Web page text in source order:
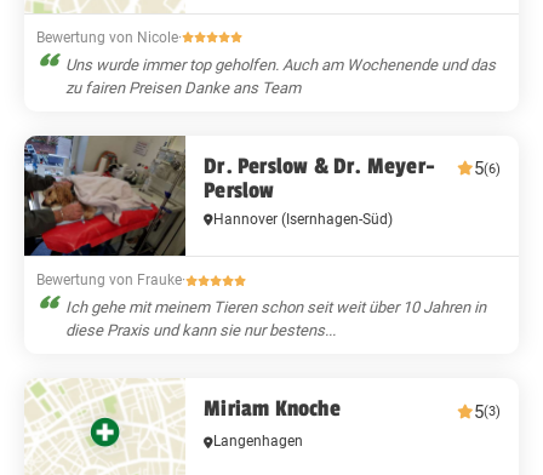
Bewertung von Nicole·
Uns wurde immer top geholfen. Auch am Wochenende und das
zu fairen Preisen Danke ans Team
Dr. Perslow & Dr. Meyer-
Perslow
5(6)
Hannover(Isernhagen-Süd)
Bewertung von Frauke·
Ich gehe mit meinem Tieren schon seit weit über 10 Jahren in
diese Praxis und kann sie nur bestens...
Miriam Knoche 5(3)
Langenhagen